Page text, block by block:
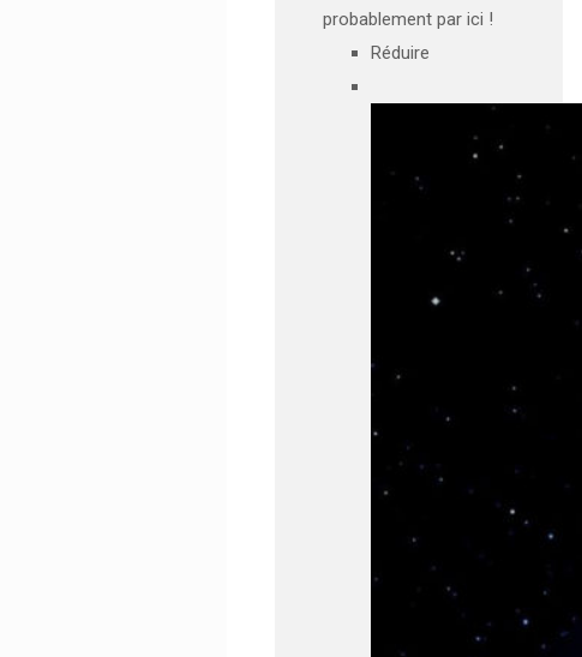
probablement par ici !
Réduire